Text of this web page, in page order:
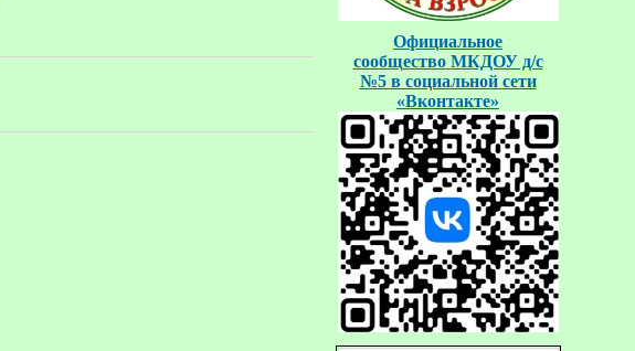
Официальное
сообщество МКДОУ д/с
№5 в социальной сети
«Вконтакте»